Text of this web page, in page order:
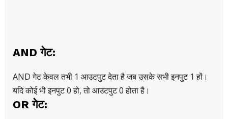
AND गेट:
AND गेट केवल तभी 1 आउटपुट देता है जब उसके सभी इनपुट 1 हों।
यदि कोई भी इनपुट 0 हो, तो आउटपुट 0 होता है।
OR गेट: